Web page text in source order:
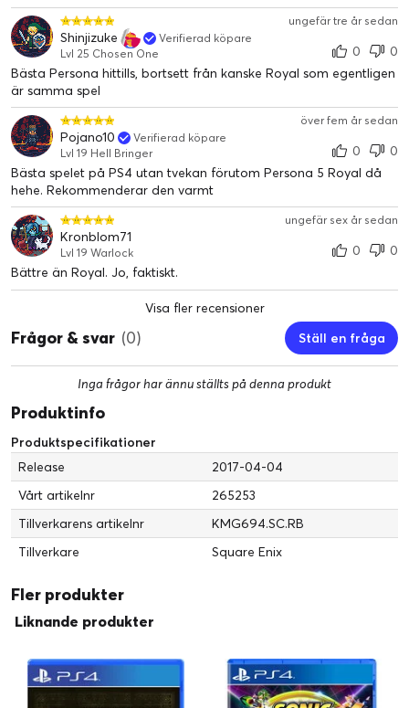
ungefär tre år sedan
Shinjizuke
Verifierad köpare
Lvl 25 Chosen One
0
0
Bästa Persona hittills, bortsett från kanske Royal som egentligen
är samma spel
över fem år sedan
Pojano10
Verifierad köpare
Lvl 19 Hell Bringer
0
0
Bästa spelet på PS4 utan tvekan förutom Persona 5 Royal då
hehe. Rekommenderar den varmt
ungefär sex år sedan
Kronblom71
Lvl 19 Warlock 0
0
Bättre än Royal. Jo, faktiskt.
Visa fler recensioner
Frågor & svar (0) Ställ en fråga
Inga frågor har ännu ställts på denna produkt
Produktinfo
Produktspecifikationer
Release
2017-04-04
Vårt artikelnr
265253
Tillverkarens artikelnr
KMG694.SC.RB
Tillverkare
Square Enix
Fler produkter
Liknande produkter